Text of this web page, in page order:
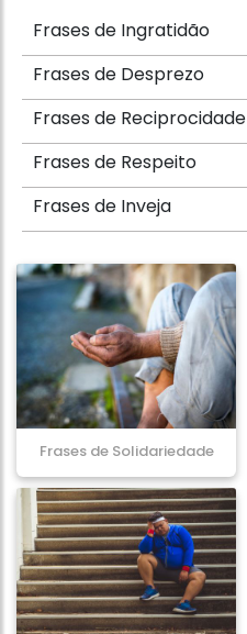
Frases de Ingratidão
Frases de Desprezo
Frases de Reciprocidade
Frases de Respeito
Frases de Inveja
Frases de Solidariedade